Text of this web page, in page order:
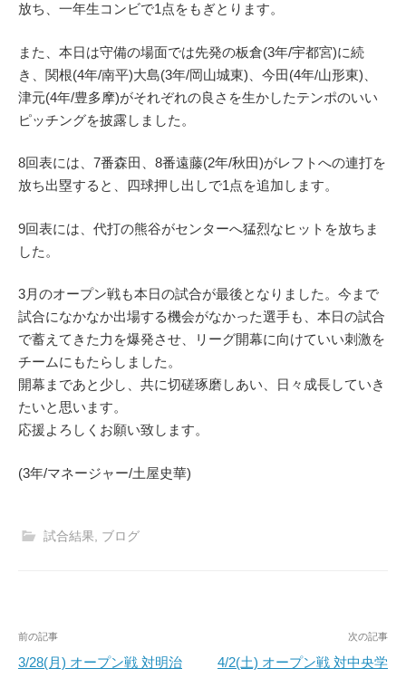
放ち、一年生コンビで1点をもぎとります。
また、本日は守備の場面では先発の板倉(3年/宇都宮)に続
き、関根(4年/南平)大島(3年/岡山城東)、今田(4年/山形東)、
津元(4年/豊多摩)がそれぞれの良さを生かしたテンポのいい
ピッチングを披露しました。
8回表には、7番森田、8番遠藤(2年/秋田)がレフトへの連打を
放ち出塁すると、四球押し出しで1点を追加します。
9回表には、代打の熊谷がセンターへ猛烈なヒットを放ちま
した。
3月のオープン戦も本日の試合が最後となりました。今まで
試合になかなか出場する機会がなかった選手も、本日の試合
で蓄えてきた力を爆発させ、リーグ開幕に向けていい刺激を
チームにもたらしました。
開幕まであと少し、共に切磋琢磨しあい、日々成長していき
たいと思います。
応援よろしくお願い致します。
(3年/マネージャー/土屋史華)
試合結果, ブログ
投
稿
前の記事
3/28(月) オープン戦 対明治
次の記事
4/2(土) オープン戦 対中央学